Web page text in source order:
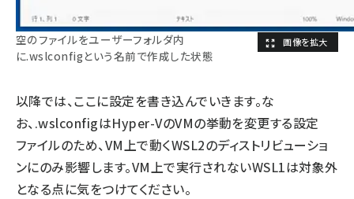
空のファイルをユーザーフォルダ内
に.wslconfigという名前で作成した状態
以降では、ここに設定を書き込んでいきます。な
お、.wslconfigはHyper-VのVMの挙動を変更する設定
ファイルのため、VM上で動くWSL2のディストリビューショ
ンにのみ影響します。VM上で実行されないWSL1は対象外
となる点に気をつけてください。